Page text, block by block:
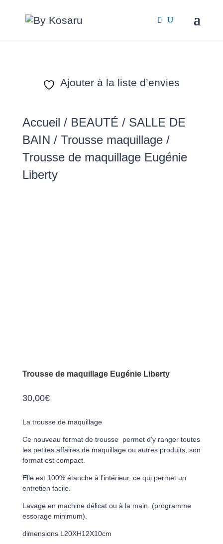
Ajouter à la liste d’envies
Accueil / BEAUTÉ / SALLE DE
BAIN / Trousse maquillage/
Trousse de maquillage Eugénie
Liberty
Trousse de maquillage Eugénie Liberty
30,00€
La trousse de maquillage
Ce nouveau format de trousse permet d’y ranger toutes
les petites affaires de maquillage ou autres produits, son
format est compact.
Elle est 100% étanche à l’intérieur, ce qui permet un
entretien facile.
Lavage en machine délicat ou à la main. (programme
essorage minimum).
dimensions L20XH12X10cm